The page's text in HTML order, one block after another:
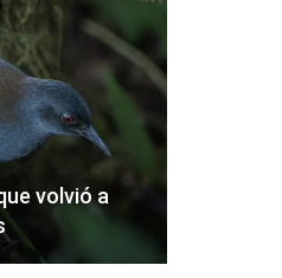
volvió a